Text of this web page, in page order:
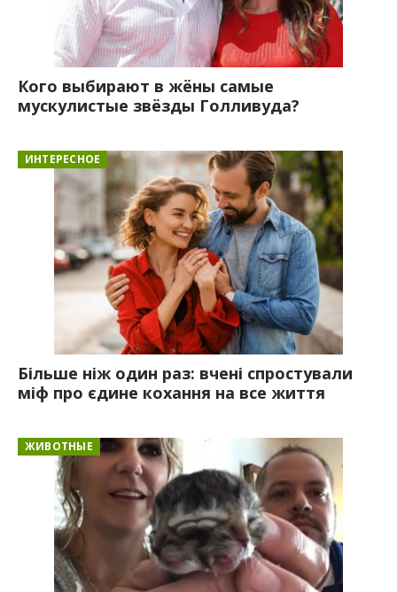
Кого выбирают в жёны самые
мускулистые звёзды Голливуда?
ИНТЕРЕСНОЕ
Більше ніж один раз: вчені спростували
міф про єдине кохання на все життя
ЖИВОТНЫЕ